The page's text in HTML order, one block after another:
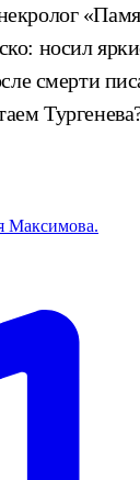
носил
смерти
Максимова.